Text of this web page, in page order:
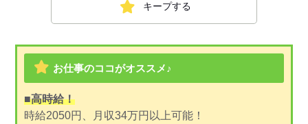
キープする
お仕事のココがオススメ♪
■高時給！
時給2050円、月収34万円以上可能！